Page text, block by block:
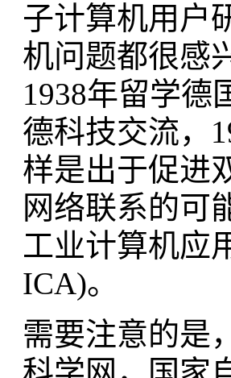
子计算机用户
机问题都很感
1938年留学德
德科技交流，
样是出于促进
网络联系的可
工业计算机应
ICA)。
需要注意的是